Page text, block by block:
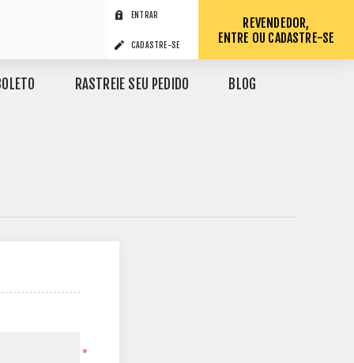
ENTRAR
CADASTRE-SE
REVENDEDOR,
ENTRE OU CADASTRE-SE
RASTREIE SEU PEDIDO BLOG
*